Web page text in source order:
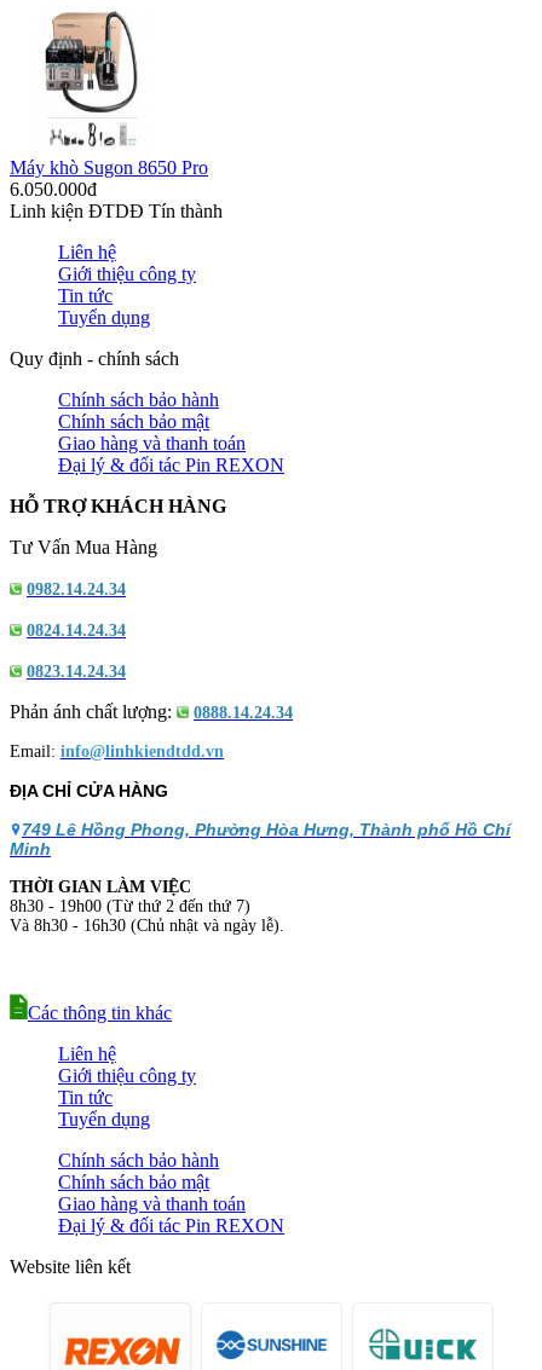
Máy khò Sugon 8650 Pro
6.050.000đ
Linh kiện ĐTDĐ Tín thành
Liên hệ
Giới thiệu công ty
Tin tức
Tuyển dụng
Quy định - chính sách
Chính sách bảo hành
Chính sách bảo mật
Giao hàng và thanh toán
Đại lý & đối tác Pin REXON
HỖ TRỢ KHÁCH HÀNG
Tư Vấn Mua Hàng
0982.14.24.34
0824.14.24.34
0823.14.24.34
Phản ánh chất lượng: 0888.14.24.34
Email: info@linhkiendtdd.vn
ĐỊA CHỈ CỬA HÀNG
749 Lê Hồng Phong, Phường Hòa Hưng, Thành phố Hồ Chí
Minh
THỜI GIAN LÀM VIỆC
8h30 - 19h00 (Từ thứ 2 đến thứ 7)
Và 8h30 - 16h30 (Chủ nhật và ngày lễ).
Các thông tin khác
Liên hệ
Giới thiệu công ty
Tin tức
Tuyển dụng
Chính sách bảo hành
Chính sách bảo mật
Giao hàng và thanh toán
Đại lý & đối tác Pin REXON
Website liên kết